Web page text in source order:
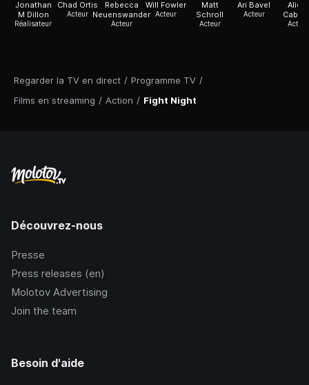
Regarder la TV en direct / Programme TV /
Films en streaming / Action / Fight Night
Jonathan
M Dillon
Réalisateur
Chad Ortis
Acteur
Rebecca
Neuenswander
Acteur
Will Fowler
Acteur
Matt
Schroll
Acteur
Ari Bavel
Acteur
Alicia
Acteur
Découvrez-nous
Presse
Press releases (en)
Molotov Advertising
Join the team
Besoin d'aide